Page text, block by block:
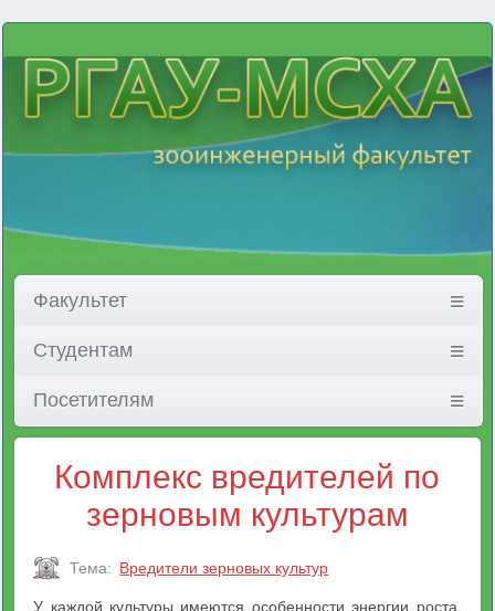
Факультет
Студентам
Посетителям
Комплекс вредителей по
зерновым культурам
Тема: Вредители зерновых культур
У каждой культуры имеются особенности энергии роста,